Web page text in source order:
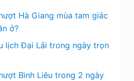
Hà Giang mùa tam giác
ở?
lịch Đại Lải trong ngày trọn
Bình Liêu trong 2 ngày